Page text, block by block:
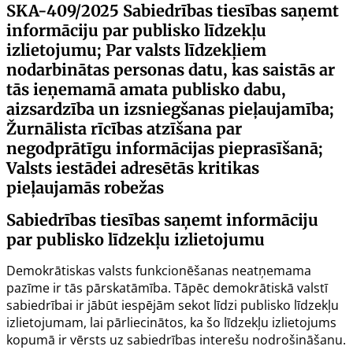
SKA-409/2025 Sabiedrības tiesības saņemt
informāciju par publisko līdzekļu
izlietojumu; Par valsts līdzekļiem
nodarbinātas personas datu, kas saistās ar
tās ieņemamā amata publisko dabu,
aizsardzība un izsniegšanas pieļaujamība;
Žurnālista rīcības atzīšana par
negodprātīgu informācijas pieprasīšanā;
Valsts iestādei adresētās kritikas
pieļaujamās robežas
Sabiedrības tiesības saņemt informāciju
par publisko līdzekļu izlietojumu
Demokrātiskas valsts funkcionēšanas neatņemama
pazīme ir tās pārskatāmība. Tāpēc demokrātiskā valstī
sabiedrībai ir jābūt iespējām sekot līdzi publisko līdzekļu
izlietojumam, lai pārliecinātos, ka šo līdzekļu izlietojums
kopumā ir vērsts uz sabiedrības interešu nodrošināšanu.